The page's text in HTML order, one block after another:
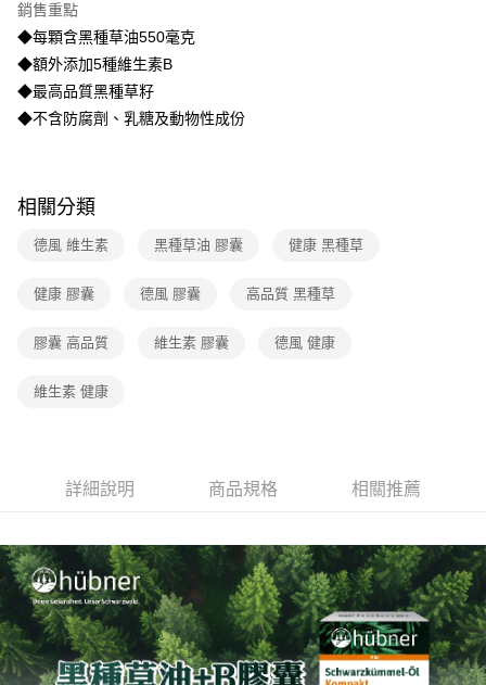
銷售重點
◆每顆含黑種草油550毫克
◆額外添加5種維生素B
◆最高品質黑種草籽
◆不含防腐劑、乳糖及動物性成份
相關分類
德風 維生素 黑種草油 膠囊 健康 黑種草
健康 膠囊 德風 膠囊 高品質 黑種草
膠囊 高品質 維生素 膠囊 德風 健康
維生素 健康
詳細說明 商品規格 相關推薦